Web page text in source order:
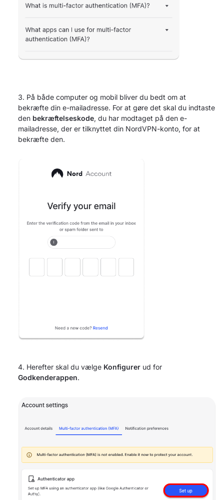
På både computer og mobil bliver du bedt om at
bekræfte din e-mailadresse. For at gøre det skal du indtaste
den bekræftelseskode, du har modtaget på den e-
mailadresse, der er tilknyttet din NordVPN-konto, for at
bekræfte den.
Herefter skal du vælge Konfigurer ud for
Godkenderappen.